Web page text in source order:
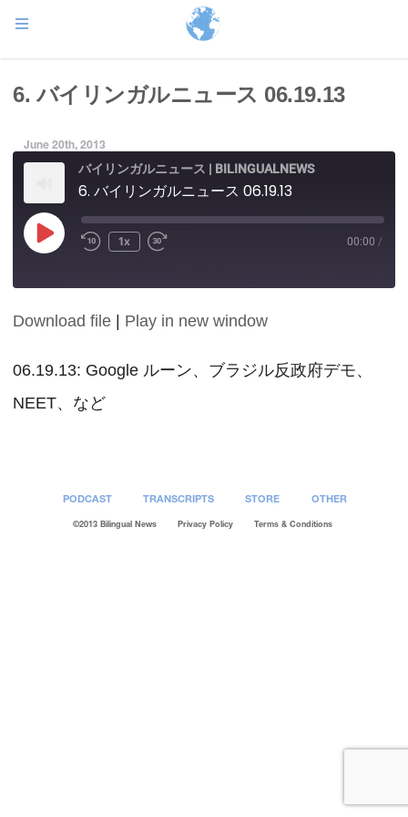
6. バイリンガルニュース 06.19.13
June 20th, 2013
バイリンガルニュース | BILINGUALNEWS
6. バイリンガルニュース 06.19.13
Play
Episode
1x 00:00 /
SHARE
LINK
EMBED
Download file Play in new window
06.19.13: Google ルーン、ブラジル反政府デモ、
NEET、など
PODCAST TRANSCRIPTS STORE OTHER
©2013 Bilingual News Privacy Policy Terms & Conditions